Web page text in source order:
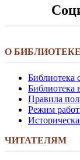
О БИБЛИОТЕКЕ
Библиотека
Библиотека
Правила
Режим
ЧИТАТЕЛЯМ